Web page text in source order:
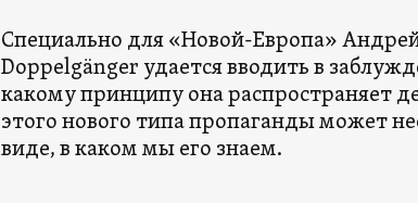
Специально для «Новой-Европа»
Doppelgänger удается вводить в
какому принципу она распространяет
этого нового типа пропаганды может
виде, в каком мы его знаем.